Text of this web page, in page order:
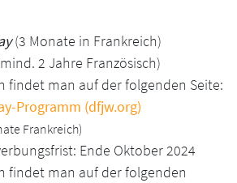
(3 Monate in Frankreich)
2 Jahre Französisch)
findet man auf der folgenden Seite:
Programm (dfjw.org)
Frankreich)
Ende Oktober 2024
findet man auf der folgenden